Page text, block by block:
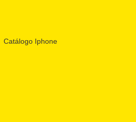
Catálogo Iphone